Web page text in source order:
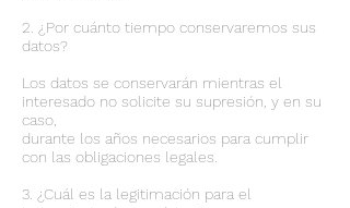
2. ¿Por cuánto tiempo conservaremos sus
datos?
Los datos se conservarán mientras el
interesado no solicite su supresión, y en su
caso,
durante los años necesarios para cumplir
con las obligaciones legales.
3. ¿Cuál es la legitimación para el